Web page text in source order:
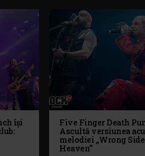
își
Five Finger Death
Ascultă versiunea
melodiei „Wrong
Heaven”